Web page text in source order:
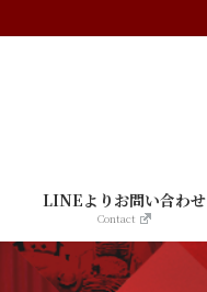
LINEよりお問い合わせ
Contact